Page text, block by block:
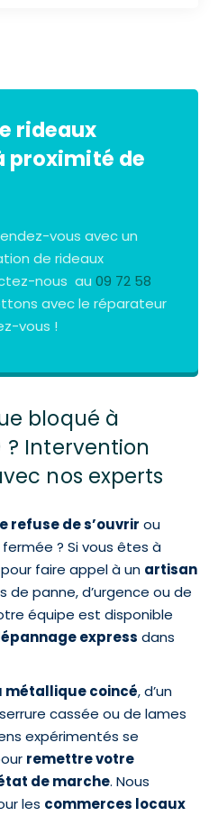
rideaux
proximité de
vous avec un
de rideaux
nous au09 72 58
avec le réparateur
vous !
bloqué à
Intervention
nos experts
refuse de s’ouvrir ou
? Si vous êtes à
faire appel à un artisan
de panne, d’urgence ou de
équipe est disponible
express dans
métallique coincé, d’un
cassée ou de lames
expérimentés se
remettre votre
de marche. Nous
les commerces locaux